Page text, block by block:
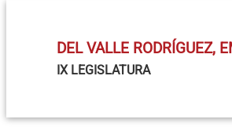
DEL VALLE RODRÍGUEZ,
IX LEGISLATURA